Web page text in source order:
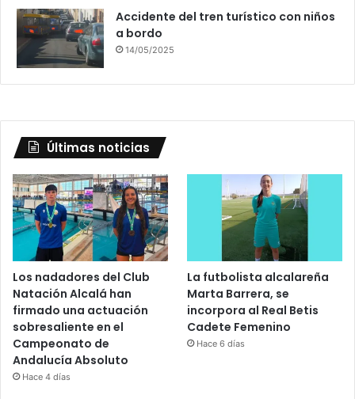
Accidente del tren turístico con niños
a bordo
14/05/2025
Últimas noticias
Los nadadores del Club
Natación Alcalá han
firmado una actuación
sobresaliente en el
Campeonato de
Andalucía Absoluto
Hace 4 días
La futbolista alcalareña
Marta Barrera, se
incorpora al Real Betis
Cadete Femenino
Hace 6 días